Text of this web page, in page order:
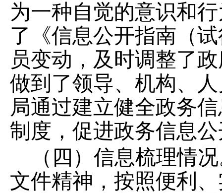
为一种自觉的意识和
了《信息公开指南（
员变动，及时调整了
做到了领导、机构、
局通过建立健全政务
制度，促进政务信息
（四）信息梳理情
文件精神，按照便利